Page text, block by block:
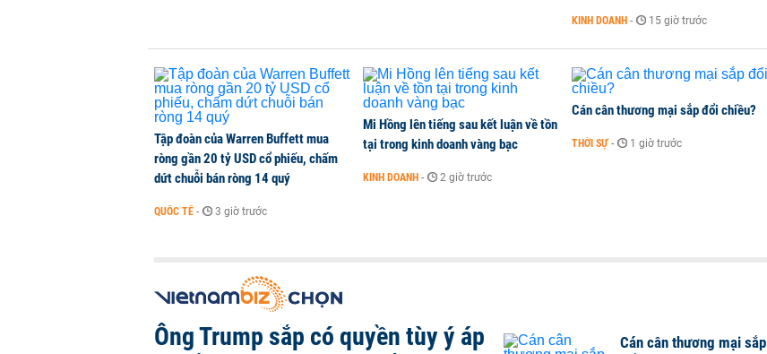
KINH DOANH - 15 giờ trước
Tập đoàn của Warren Buffett mua
ròng gần 20 tỷ USD cổ phiếu, chấm
dứt chuỗi bán ròng 14 quý
QUỐC TẾ - 3 giờ trước
Mi Hồng lên tiếng sau kết luận về tồn
tại trong kinh doanh vàng bạc
KINH DOANH - 2 giờ trước
Cán cân thương mại sắp đổi chiều?
THỜI SỰ - 1 giờ trước
Ông Trump sắp có quyền tùy ý áp
Cán cân thương mại sắp